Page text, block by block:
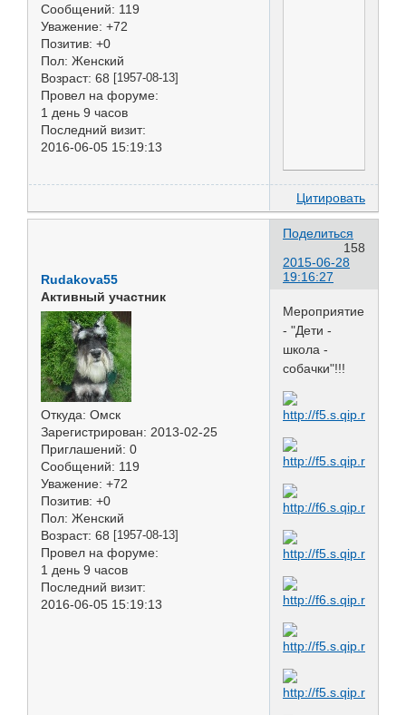
Сообщений: 119
Уважение: +72
Позитив: +0
Пол: Женский
Возраст: 68 [1957-08-13]
Провел на форуме:
1 день 9 часов
Последний визит:
2016-06-05 15:19:13
Цитировать
Поделиться
158
2015-06-28
19:16:27
Rudakova55
Активный участник
Откуда: Омск
Зарегистрирован: 2013-02-25
Приглашений: 0
Сообщений: 119
Уважение: +72
Позитив: +0
Пол: Женский
Возраст: 68 [1957-08-13]
Провел на форуме:
1 день 9 часов
Последний визит:
2016-06-05 15:19:13
Мероприятие
- "Дети -
школа -
собачки"!!!